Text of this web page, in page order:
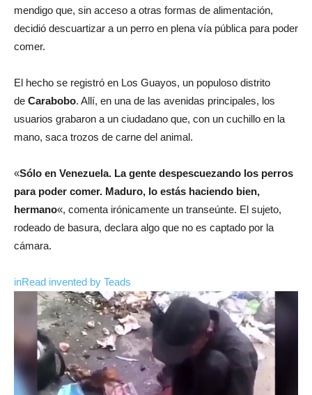
mendigo que, sin acceso a otras formas de alimentación,
decidió descuartizar a un perro en plena vía pública para poder
comer.
El hecho se registró en Los Guayos, un populoso distrito
de Carabobo. Allí, en una de las avenidas principales, los
usuarios grabaron a un ciudadano que, con un cuchillo en la
mano, saca trozos de carne del animal.
«Sólo en Venezuela. La gente despescuezando los perros
para poder comer. Maduro, lo estás haciendo bien,
hermano«, comenta irónicamente un transeúnte. El sujeto,
rodeado de basura, declara algo que no es captado por la
cámara.
inRead invented by Teads